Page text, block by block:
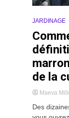
JARDINAGE
de la
Maeva
Des